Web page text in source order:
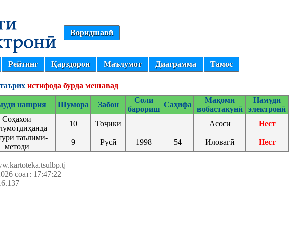
Воридшавӣ
Рейтинг Қарздорон Маълумот Диаграмма Тамос
истифода бурда мешавад
нашрия Шумора Забон
Соли
барориш
Саҳифа
Мақоми
вобастакунӣ
Намуди
электронӣ
Соҳахои
10 Тоҷикӣ Асосӣ Нест
таълимӣ-
методӣ
9 Русӣ 1998 54 Иловагӣ Нест
соат: 17:47:22